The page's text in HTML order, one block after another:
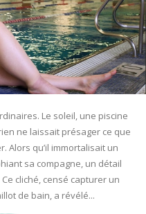
Le soleil, une piscine
ne laissait présager ce que
Alors qu’il immortalisait un
sa compagne, un détail
cliché, censé capturer un
de bain, a révélé...